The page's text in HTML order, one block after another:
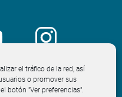
el tráfico de la red, así
o promover sus
botón "Ver preferencias".